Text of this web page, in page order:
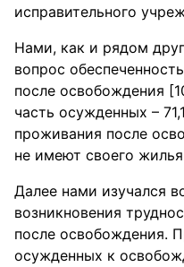
исправительного
Нами, как и рядом
вопрос
после освобождения
часть осужденных –
проживания после
не имеют своего
Далее нами изучался
возникновения
после освобождения.
осужденных к